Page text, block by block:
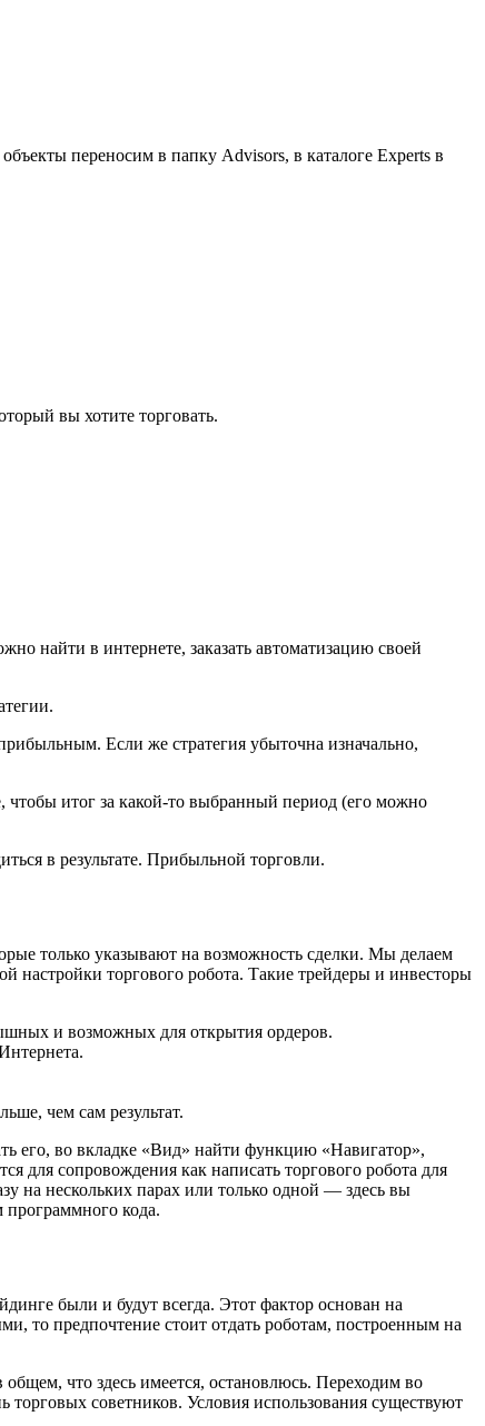
переносим в папку Advisors, в каталоге Experts в
вы хотите торговать.
найти в интернете, заказать автоматизацию своей
Если же стратегия убыточна изначально,
чтобы итог за какой-то выбранный период (его можно
в результате. Прибыльной торговли.
только указывают на возможность сделки. Мы делаем
настройки торгового робота. Такие трейдеры и инвесторы
и возможных для открытия ордеров.
чем сам результат.
его, во вкладке «Вид» найти функцию «Навигатор»,
сопровождения как написать торгового робота для
на нескольких парах или только одной — здесь вы
кода.
были и будут всегда. Этот фактор основан на
то предпочтение стоит отдать роботам, построенным на
что здесь имеется, остановлюсь. Переходим во
советников. Условия использования существуют